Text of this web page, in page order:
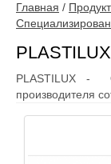
Главная /
PLASTILUX -
производителя